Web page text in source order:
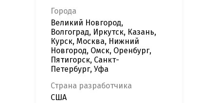
Города
Великий Новгород,
Волгоград, Иркутск, Казань,
Курск, Москва, Нижний
Новгород, Омск, Оренбург,
Пятигорск, Санкт-
Петербург, Уфа
Страна разработчика
США